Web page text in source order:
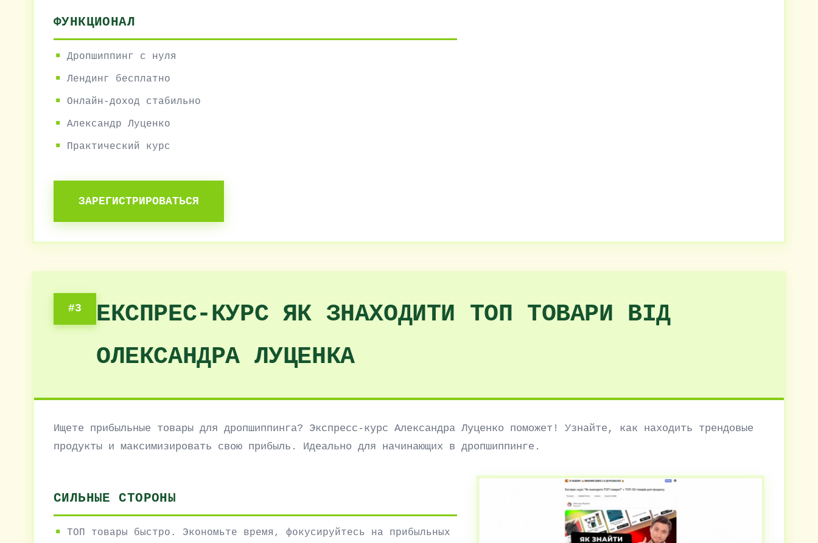
ФУНКЦИОНАЛ
Дропшиппинг с нуля
Лендинг бесплатно
Онлайн-доход стабильно
Александр Луценко
Практический курс
ЗАРЕГИСТРИРОВАТЬСЯ
#3
ЕКСПРЕС-КУРС ЯК ЗНАХОДИТИ ТОП ТОВАРИ ВІД
ОЛЕКСАНДРА ЛУЦЕНКА
Ищете прибыльные товары для дропшиппинга? Экспресс-курс Александра Луценко поможет! Узнайте, как находить трендовые
продукты и максимизировать свою прибыль. Идеально для начинающих в дропшиппинге.
СИЛЬНЫЕ СТОРОНЫ
ТОП товары быстро. Экономьте время, фокусируйтесь на прибыльных